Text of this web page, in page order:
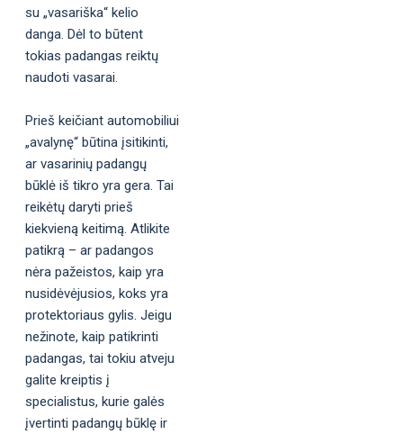
su „vasariška“ kelio
danga. Dėl to būtent
tokias padangas reiktų
naudoti vasarai.
Prieš keičiant automobiliui
„avalynę“ būtina įsitikinti,
ar vasarinių padangų
būklė iš tikro yra gera. Tai
reikėtų daryti prieš
kiekvieną keitimą. Atlikite
patikrą – ar padangos
nėra pažeistos, kaip yra
nusidėvėjusios, koks yra
protektoriaus gylis. Jeigu
nežinote, kaip patikrinti
padangas, tai tokiu atveju
galite kreiptis į
specialistus, kurie galės
įvertinti padangų būklę ir